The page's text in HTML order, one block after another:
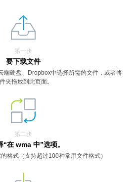
第一步
要下载文件
端硬盘、Dropbox中选择所需的文件，或者将
夹拖放到此页面。
第二步
“在 wma 中”选项。
格式（支持超过100种常用文件格式）